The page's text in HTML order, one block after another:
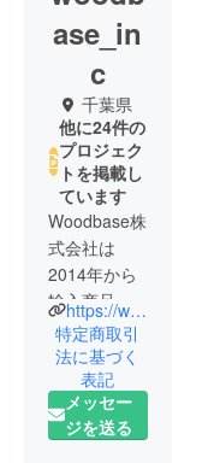
ase_in
c
千葉県
他に24件の
プロジェク
トを掲載し
ています
Woodbase株
式会社は
2014年から
輸入商品を
中心とした
物販事業を
スタート
し、皆様に
今までより
https://www.woodbaseinc.com/
特定商取引
法に基づく
表記
メッセー
ジを送る